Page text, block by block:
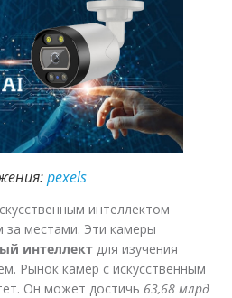
pexels
интеллектом
местами. Эти камеры
интеллект для изучения
Рынок камер с искусственным
Он может достичь 63,68 млрд